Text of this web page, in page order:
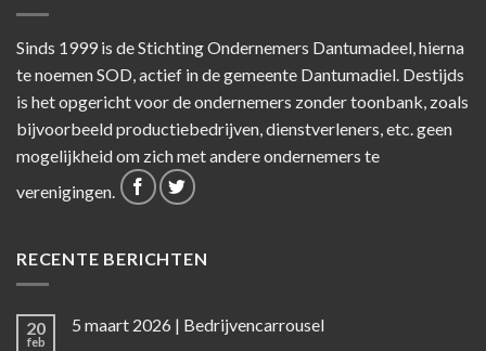
Sinds 1999 is de Stichting Ondernemers Dantumadeel, hierna
te noemen SOD, actief in de gemeente Dantumadiel. Destijds
is het opgericht voor de ondernemers zonder toonbank, zoals
bijvoorbeeld productiebedrijven, dienstverleners, etc. geen
mogelijkheid om zich met andere ondernemers te
verenigingen.
RECENTE BERICHTEN
20
feb
5 maart 2026 | Bedrijvencarrousel